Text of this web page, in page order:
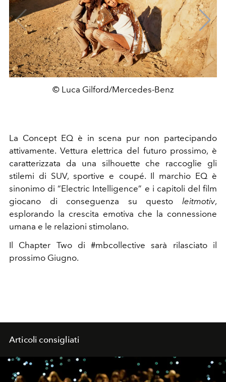
© Luca Gilford/Mercedes-Benz
La Concept EQ è in scena pur non partecipando
attivamente. Vettura elettrica del futuro prossimo, è
caratterizzata da una silhouette che raccoglie gli
stilemi di SUV, sportive e coupé. Il marchio EQ è
sinonimo di “Electric Intelligence” e i capitoli del film
giocano di conseguenza su questo leitmotiv,
esplorando la crescita emotiva che la connessione
umana e le relazioni stimolano.
Il Chapter Two di #mbcollective sarà rilasciato il
prossimo Giugno.
Articoli consigliati